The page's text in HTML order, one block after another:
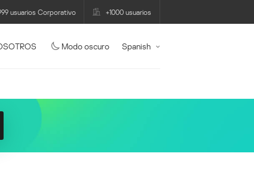
usuarios Corporativo +1000 usuarios
Modo oscuro Spanish